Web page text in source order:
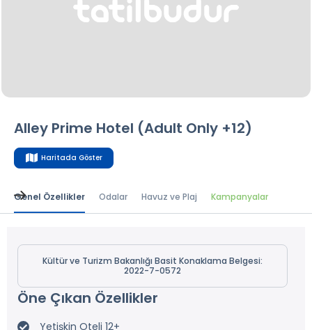
Alley Prime Hotel (Adult Only +12)
Haritada Göster
Genel Özellikler Odalar Havuz ve Plaj Kampanyalar
Kültür ve Turizm Bakanlığı Basit Konaklama Belgesi:
2022-7-0572
Öne Çıkan Özellikler
Yetişkin Oteli 12+